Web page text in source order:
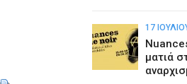
17
ματιά